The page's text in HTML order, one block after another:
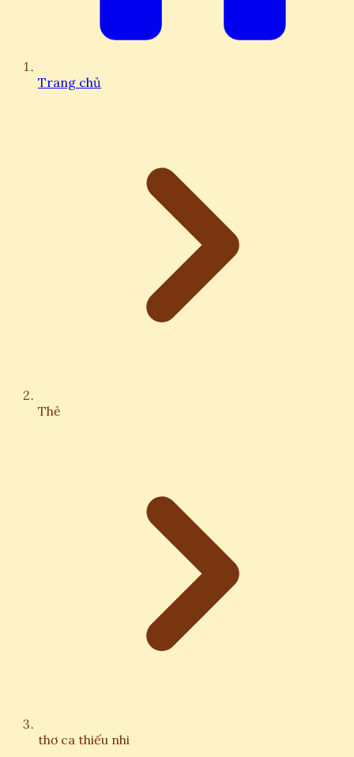
Trang chủ
Thẻ
thơ ca thiếu nhi